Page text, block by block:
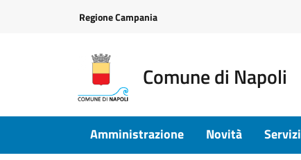
Regione Campania
Comune di Napoli
Amministrazione Novità Servizi